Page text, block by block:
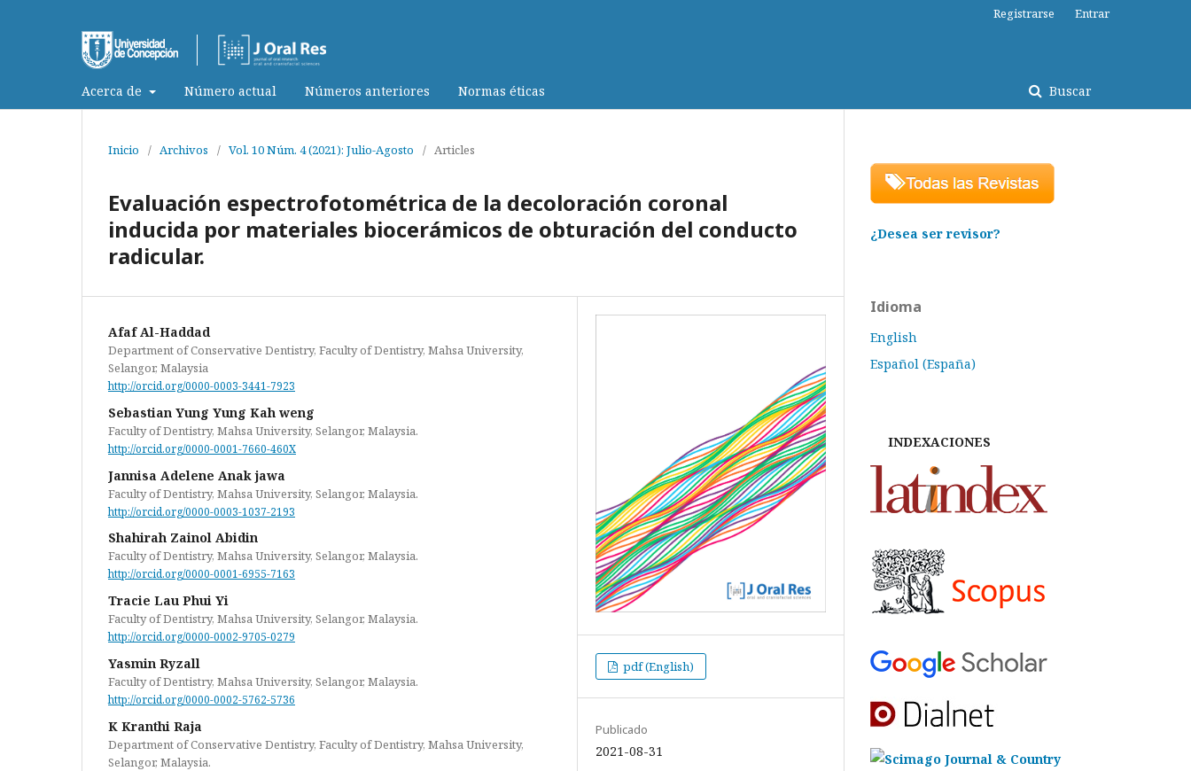
Acerca de Número actual Números anteriores Normas éticas Buscar
Registrarse Entrar
Inicio / Archivos / Vol. 10 Núm. 4 (2021): Julio-Agosto / Articles
Evaluación espectrofotométrica de la decoloración coronal
inducida por materiales biocerámicos de obturación del conducto
radicular.
Afaf Al-Haddad
Department of Conservative Dentistry, Faculty of Dentistry, Mahsa University,
Selangor, Malaysia
http://orcid.org/0000-0003-3441-7923
Sebastian Yung Yung Kah weng
Faculty of Dentistry, Mahsa University, Selangor, Malaysia.
http://orcid.org/0000-0001-7660-460X
Jannisa Adelene Anak jawa
Faculty of Dentistry, Mahsa University, Selangor, Malaysia.
http://orcid.org/0000-0003-1037-2193
Shahirah Zainol Abidin
Faculty of Dentistry, Mahsa University, Selangor, Malaysia.
http://orcid.org/0000-0001-6955-7163
Tracie Lau Phui Yi
Faculty of Dentistry, Mahsa University, Selangor, Malaysia.
http://orcid.org/0000-0002-9705-0279
Yasmin Ryzall
Faculty of Dentistry, Mahsa University, Selangor, Malaysia.
http://orcid.org/0000-0002-5762-5736
K Kranthi Raja
Department of Conservative Dentistry, Faculty of Dentistry, Mahsa University,
Selangor, Malaysia.
pdf (English)
Publicado
2021-08-31
¿Desea ser revisor?
Idioma
English
Español (España)
INDEXACIONES